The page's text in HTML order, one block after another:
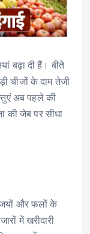
बढ़ा दी हैं। बीते
चीजों के दाम तेजी
अब पहले की
की जेब पर सीधा
और फलों के
में खरीदारी